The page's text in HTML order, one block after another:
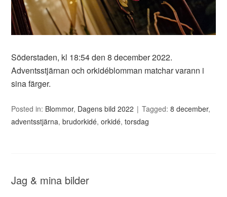
Söderstaden, kl 18:54 den 8 december 2022.
Adventsstjärnan och orkidéblomman matchar varann i
sina färger.
Posted in: Blommor, Dagens bild 2022 Tagged:8 december,
adventsstjärna,brudorkidé,orkidé,torsdag
Jag & mina bilder